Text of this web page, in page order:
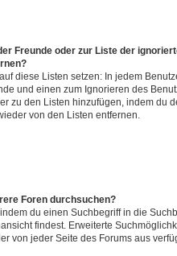
Freunde oder zur Liste der
diese Listen setzen: In jedem
und einen zum Ignorieren des
zu den Listen hinzufügen, indem du
von den Listen entfernen.
Foren durchsuchen?
du einen Suchbegriff in die
findest. Erweiterte
von jeder Seite des Forums aus